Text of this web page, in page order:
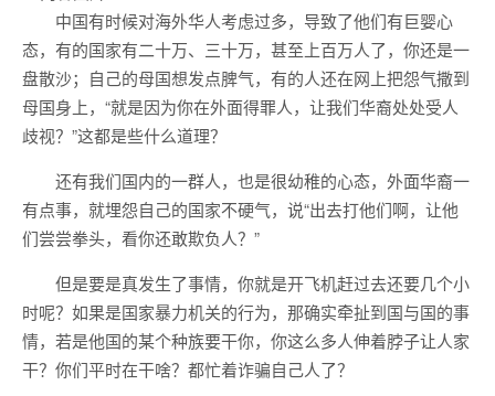
中国有时候对海外华人考虑过多，导致了他们有巨婴心
态，有的国家有二十万、三十万，甚至上百万人了，你还是一
盘散沙；自己的母国想发点脾气，有的人还在网上把怨气撒到
母国身上，“就是因为你在外面得罪人，让我们华裔处处受人
歧视？”这都是些什么道理？
还有我们国内的一群人，也是很幼稚的心态，外面华裔一
有点事，就埋怨自己的国家不硬气，说“出去打他们啊，让他
们尝尝拳头，看你还敢欺负人？”
但是要是真发生了事情，你就是开飞机赶过去还要几个小
时呢？如果是国家暴力机关的行为，那确实牵扯到国与国的事
情，若是他国的某个种族要干你，你这么多人伸着脖子让人家
干？你们平时在干啥？都忙着诈骗自己人了？